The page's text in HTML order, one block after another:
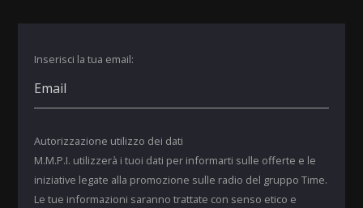
Inserisci la tua email:
Autorizzazione utilizzo dei dati
M.M.P.I. utilizzerà i tuoi dati per informarti sulle offerte e le
iniziative legate alla promozione sulle radio del gruppo Time.
Le tue informazioni saranno trattate con senso etico e